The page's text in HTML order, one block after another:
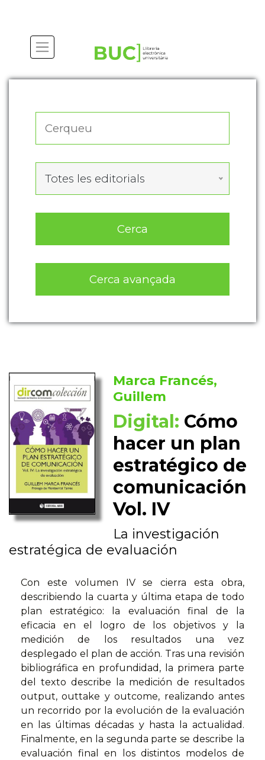
Totes les editorials
Cerca
Cerca avançada
Marca Francés,
Guillem
Digital: Cómo
hacer un plan
estratégico de
comunicación
Vol. IV
La investigación
estratégica de evaluación
Con este volumen IV se cierra esta obra,
describiendo la cuarta y última etapa de todo
plan estratégico: la evaluación final de la
eficacia en el logro de los objetivos y la
medición de los resultados una vez
desplegado el plan de acción. Tras una revisión
bibliográfica en profundidad, la primera parte
del texto describe la medición de resultados
output, outtake y outcome, realizando antes
un recorrido por la evolución de la evaluación
en las últimas décadas y hasta la actualidad.
Finalmente, en la segunda parte se describe la
evaluación final en los distintos modelos de